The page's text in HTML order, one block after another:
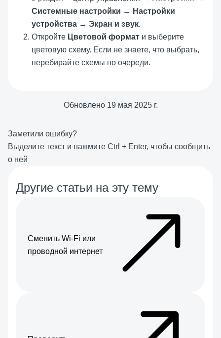
Системные настройки → Настройки
устройства → Экран и звук.
Откройте Цветовой формат и выберите
цветовую схему. Если не знаете, что выбрать,
перебирайте схемы по очереди.
Обновлено 19 мая 2025 г.
Заметили ошибку?
Выделите текст и нажмите Ctrl + Enter, чтобы сообщить
о ней
Другие статьи на эту тему
Сменить Wi-Fi или
проводной интернет